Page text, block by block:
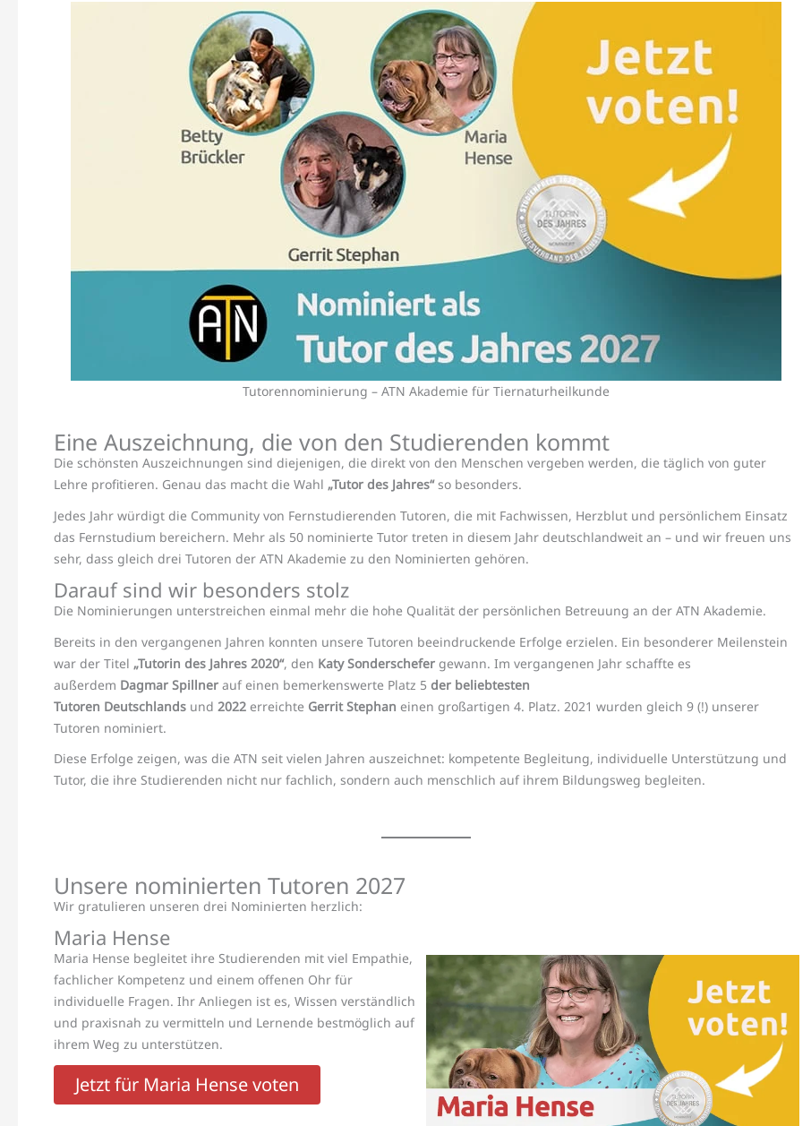
Tutorennominierung – ATN Akademie für Tiernaturheilkunde
Eine Auszeichnung, die von den Studierenden kommt
Die schönsten Auszeichnungen sind diejenigen, die direkt von den Menschen vergeben werden, die täglich von guter
Lehre profitieren. Genau das macht die Wahl „Tutor des Jahres“so besonders.
Jedes Jahr würdigt die Community von Fernstudierenden Tutoren, die mit Fachwissen, Herzblut und persönlichem Einsatz
das Fernstudium bereichern. Mehr als 50 nominierte Tutor treten in diesem Jahr deutschlandweit an – und wir freuen uns
sehr, dass gleich drei Tutoren der ATN Akademie zu den Nominierten gehören.
Darauf sind wir besonders stolz
Die Nominierungen unterstreichen einmal mehr die hohe Qualität der persönlichen Betreuung an der ATN Akademie.
Bereits in den vergangenen Jahren konnten unsere Tutoren beeindruckende Erfolge erzielen. Ein besonderer Meilenstein
war der Titel „Tutorin des Jahres 2020“, den Katy Sonderschefer gewann. Im vergangenen Jahr schaffte es
außerdem Dagmar Spillner auf einen bemerkenswerte Platz 5 der beliebtesten
Tutoren Deutschlands und 2022 erreichte Gerrit Stephan einen großartigen 4. Platz. 2021 wurden gleich 9 (!) unserer
Tutoren nominiert.
Diese Erfolge zeigen, was die ATN seit vielen Jahren auszeichnet: kompetente Begleitung, individuelle Unterstützung und
Tutor, die ihre Studierenden nicht nur fachlich, sondern auch menschlich auf ihrem Bildungsweg begleiten.
Unsere nominierten Tutoren 2027
Wir gratulieren unseren drei Nominierten herzlich:
Maria Hense
Maria Hense begleitet ihre Studierenden mit viel Empathie,
fachlicher Kompetenz und einem offenen Ohr für
individuelle Fragen. Ihr Anliegen ist es, Wissen verständlich
und praxisnah zu vermitteln und Lernende bestmöglich auf
ihrem Weg zu unterstützen.
Jetzt für Maria Hense voten